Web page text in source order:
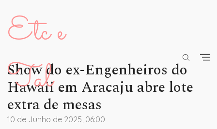
Etc e
Tal
Show do ex-Engenheiros do
Hawaii em Aracaju abre lote
extra de mesas
10 de Junho de 2025, 06:00